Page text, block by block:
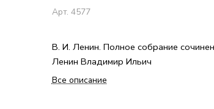
Арт. 4577
В. И. Ленин. Полное собрание
Ленин Владимир Ильич
Все описание